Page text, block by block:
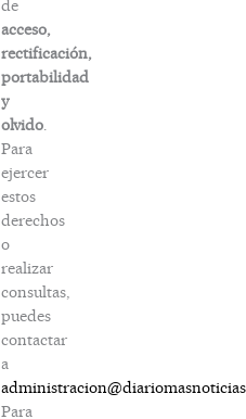
de
acceso,
rectificación,
portabilidad
y
olvido.
Para
ejercer
estos
derechos
o
realizar
consultas,
puedes
contactar
a
Para